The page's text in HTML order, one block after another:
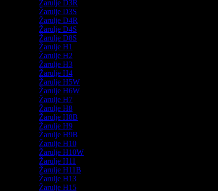
Žarulje D3R
Žarulje D3S
Žarulje D4R
Žarulje D4S
Žarulje D8S
Žarulje H1
Žarulje H2
Žarulje H3
Žarulje H4
Žarulje H5W
Žarulje H6W
Žarulje H7
Žarulje H8
Žarulje H8B
Žarulje H9
Žarulje H9B
Žarulje H10
Žarulje H10W
Žarulje H11
Žarulje H11B
Žarulje H13
Žarulje H15